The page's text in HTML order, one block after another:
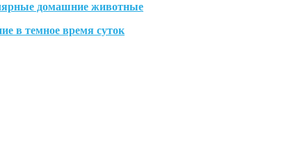
домашние животные
в темное время суток